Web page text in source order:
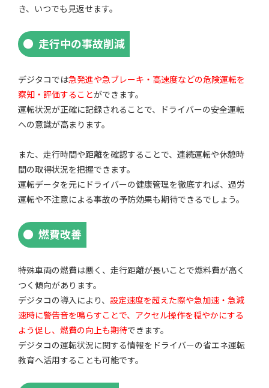
き、いつでも見返せます。
走行中の事故削減
デジタコでは急発進や急ブレーキ・高速度などの危険運転を
察知・評価することができます。
運転状況が正確に記録されることで、ドライバーの安全運転
への意識が高まります。
また、走行時間や距離を確認することで、連続運転や休憩時
間の取得状況を把握できます。
運転データを元にドライバーの健康管理を徹底すれば、過労
運転や不注意による事故の予防効果も期待できるでしょう。
燃費改善
特殊車両の燃費は悪く、走行距離が長いことで燃料費が高く
つく傾向があります。
デジタコの導入により、 設定速度を超えた際や急加速・急減
速時に警告音を鳴らすことで、アクセル操作を穏やかにする
よう促し、燃費の向上も期待できます。
デジタコの運転状況に関する情報をドライバーの省エネ運転
教育へ活用することも可能です。